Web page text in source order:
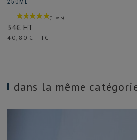
250ML
34€ HT
Prix
40,80 € TTC
dans la même